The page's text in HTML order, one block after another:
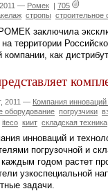
— Ромек | 705
стропы строительное
заключила
территории
компании, как
2011 — Компания инноваций
оборудование погрузчики
itecо киит складская техника
инноваций и
погрузочной и
годом растет
узкоспециальной
задачи.